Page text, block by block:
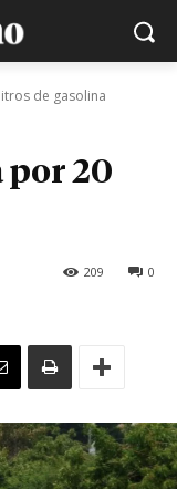
de gasolina
por 20
0
209